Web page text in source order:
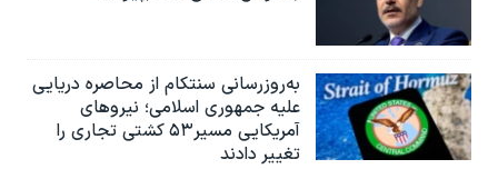
به‌روزرسانی سنتکام از محاصره دریایی
علیه جمهوری اسلامی؛ نیروهای
آمریکایی مسیر۵۳ کشتی تجاری را
تغییر دادند